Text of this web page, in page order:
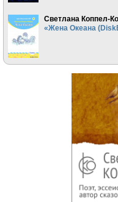
Светлана Коппел-
«Жена Океана